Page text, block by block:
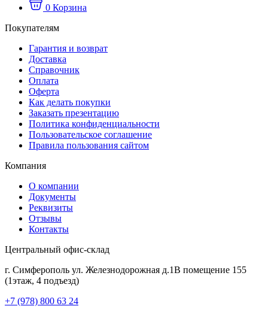
0 Корзина
Покупателям
Гарантия и возврат
Доставка
Справочник
Оплата
Оферта
Как делать покупки
Заказать презентацию
Политика конфиденциальности
Пользовательское соглашение
Правила пользования сайтом
Компания
О компании
Документы
Реквизиты
Отзывы
Контакты
Центральный офис-склад
г. Симферополь ул. Железнодорожная д.1В помещение 155
(1этаж, 4 подъезд)
+7 (978) 800 63 24